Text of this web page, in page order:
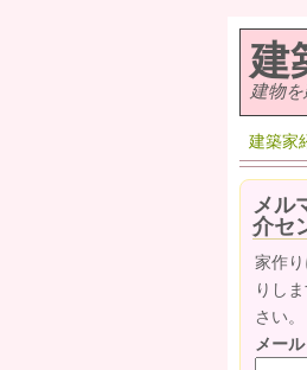
建
建物
建築家
メル
介セ
家作
りし
さい。
メール